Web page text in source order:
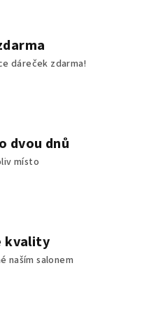
s
dáreček zdarma!
dvou dnů
místo
kvality
naším salonem